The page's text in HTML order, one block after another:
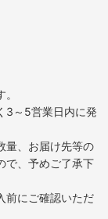
3～5営業日内に発
量、お届け先等の
で、予めご了承下
前にご確認いただ